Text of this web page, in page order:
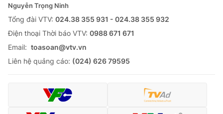
Nguyễn Trọng Ninh
Tổng đài VTV: 024.38 355 931 - 024.38 355 932
Ðiện thoại Thời báo VTV: 0988 671 671
Email: toasoan@vtv.vn
Liên hệ quảng cáo: (024) 626 79595